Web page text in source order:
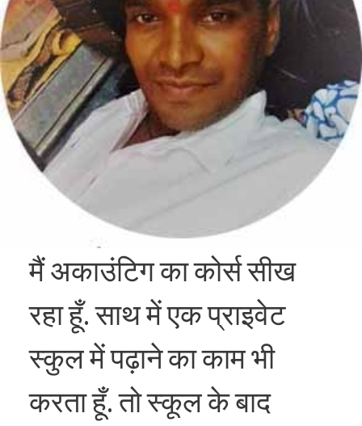
मैं अकाउंटिग का कोर्स सीख
रहा हूँ. साथ में एक प्राइवेट
स्कुल में पढ़ाने का काम भी
करता हूँ. तो स्कूल के बाद